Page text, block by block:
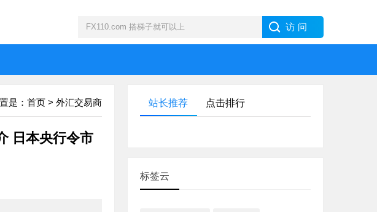
是： 首页 > 外汇交易商
日本央行令市
站长推荐 点击排行
标签云